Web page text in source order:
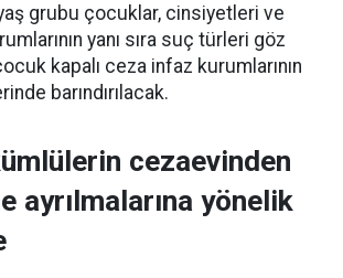
grubu çocuklar, cinsiyetleri ve
yanı sıra suç türleri göz
kapalı ceza infaz kurumlarının
barındırılacak.
cezaevinden
ayrılmalarına yönelik